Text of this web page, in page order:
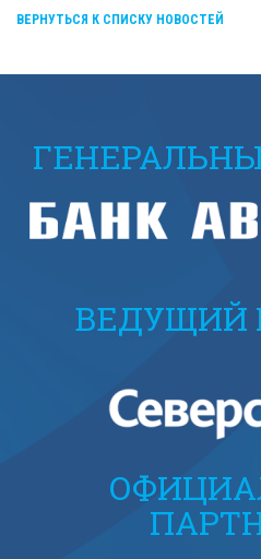
ВЕРНУТЬСЯ К СПИСКУ НОВОСТЕЙ
ВЕДУЩИЙ